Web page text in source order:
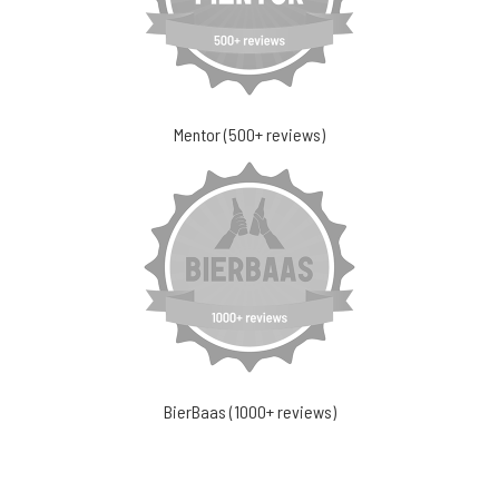
Mentor (500+ reviews)
BierBaas (1000+ reviews)